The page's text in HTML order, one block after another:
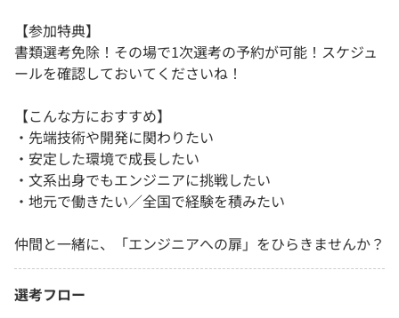
【参加特典】
書類選考免除！その場で1次選考の予約が可能！スケジュ
ールを確認しておいてくださいね！
【こんな方におすすめ】
・先端技術や開発に関わりたい
・安定した環境で成長したい
・文系出身でもエンジニアに挑戦したい
・地元で働きたい／全国で経験を積みたい
仲間と一緒に、「エンジニアへの扉」をひらきませんか？
選考フロー